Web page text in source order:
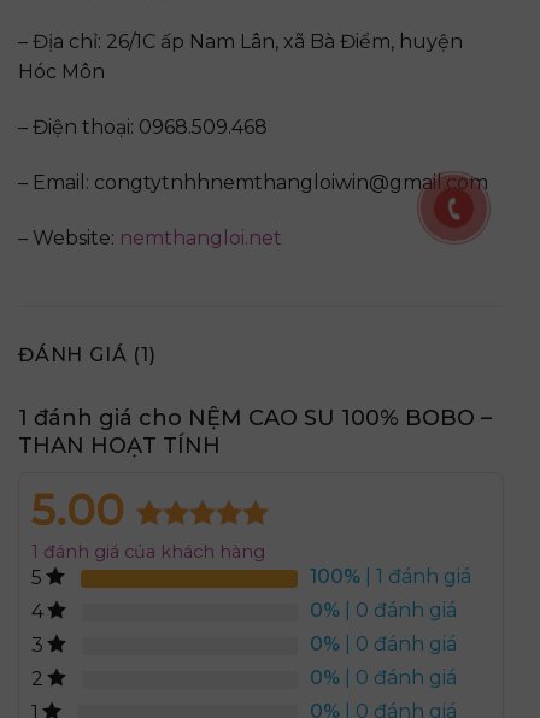
– Địa chỉ: 26/1C ấp Nam Lân, xã Bà Điểm, huyện
Hóc Môn
– Điện thoại: 0968.509.468
– Email: congtytnhhnemthangloiwin@gmail.com
– Website: nemthangloi.net
ĐÁNH GIÁ (1)
1 đánh giá cho NỆM CAO SU 100% BOBO –
THAN HOẠT TÍNH
5.00
5.00trên 5
dựa trên
1
1 đánh giá của khách hàng
5 100% | 1 đánh giá
4
0% | 0 đánh giá
3
0% | 0 đánh giá
2
0% | 0 đánh giá
1
0% | 0 đánh giá